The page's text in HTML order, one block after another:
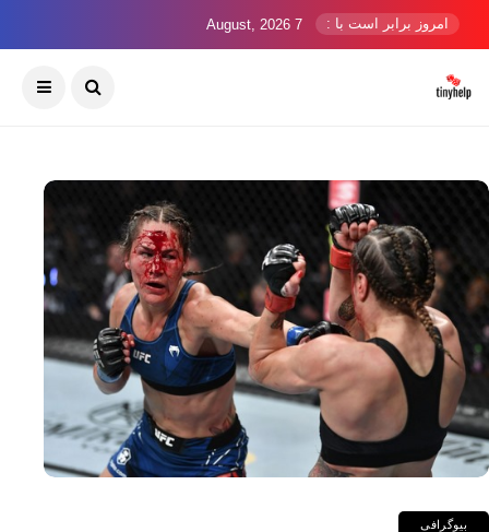
امروز برابر است با : 7 August, 2026
بیوگرافی